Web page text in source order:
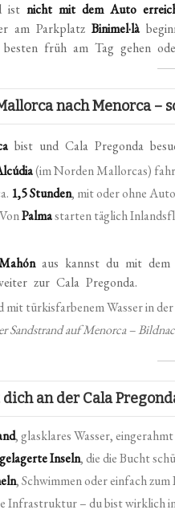
istnicht mit dem Auto
am ParkplatzBinimel·là
früh am Tag gehen
nach Menorca –
bist und Cala Pregonda
(im Norden Mallorcas)
1,5 Stunden, mit oder ohne
VonPalmastarten täglich
aus kannst du mit
zur Cala Pregonda.
Sandstrand auf Menorca –
an der Cala
, glasklares Wasser,
Inseln, die die Bucht
, Schwimmen oder einfach
Infrastruktur – du bist wirklich